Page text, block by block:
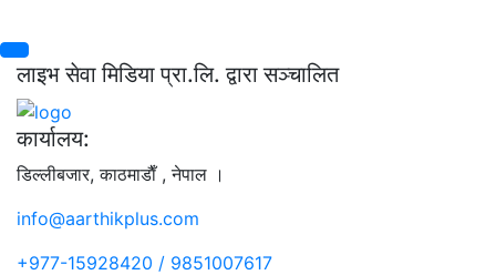
लाइभ सेवा मिडिया प्रा.लि. द्वारा सञ्चालित
कार्यालय:
डिल्लीबजार, काठमाडाैँ , नेपाल ।
info@aarthikplus.com
+977-15928420 / 9851007617